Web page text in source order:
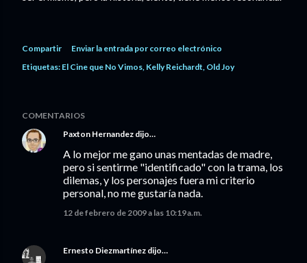
Compartir
Enviar la entrada por correo electrónico
Etiquetas: El Cine que No Vimos Kelly Reichardt Old Joy
COMENTARIOS
Paxton Hernandez dijo…
A lo mejor me gano unas mentadas de madre,
pero si sentirme "identificado" con la trama, los
dilemas, y los personajes fuera mi criterio
personal, no me gustaría nada.
12 de febrero de 2009 a las 10:19 a.m.
Ernesto Diezmartínez dijo…